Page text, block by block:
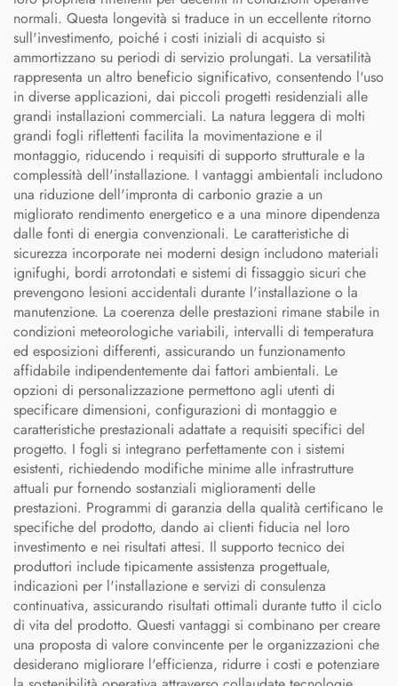
normali. Questa longevità si traduce in un eccellente ritorno
sull'investimento, poiché i costi iniziali di acquisto si
ammortizzano su periodi di servizio prolungati. La versatilità
rappresenta un altro beneficio significativo, consentendo l'uso
in diverse applicazioni, dai piccoli progetti residenziali alle
grandi installazioni commerciali. La natura leggera di molti
grandi fogli riflettenti facilita la movimentazione e il
montaggio, riducendo i requisiti di supporto strutturale e la
complessità dell'installazione. I vantaggi ambientali includono
una riduzione dell'impronta di carbonio grazie a un
migliorato rendimento energetico e a una minore dipendenza
dalle fonti di energia convenzionali. Le caratteristiche di
sicurezza incorporate nei moderni design includono materiali
ignifughi, bordi arrotondati e sistemi di fissaggio sicuri che
prevengono lesioni accidentali durante l'installazione o la
manutenzione. La coerenza delle prestazioni rimane stabile in
condizioni meteorologiche variabili, intervalli di temperatura
ed esposizioni differenti, assicurando un funzionamento
affidabile indipendentemente dai fattori ambientali. Le
opzioni di personalizzazione permettono agli utenti di
specificare dimensioni, configurazioni di montaggio e
caratteristiche prestazionali adattate a requisiti specifici del
progetto. I fogli si integrano perfettamente con i sistemi
esistenti, richiedendo modifiche minime alle infrastrutture
attuali pur fornendo sostanziali miglioramenti delle
prestazioni. Programmi di garanzia della qualità certificano le
specifiche del prodotto, dando ai clienti fiducia nel loro
investimento e nei risultati attesi. Il supporto tecnico dei
produttori include tipicamente assistenza progettuale,
indicazioni per l'installazione e servizi di consulenza
continuativa, assicurando risultati ottimali durante tutto il ciclo
di vita del prodotto. Questi vantaggi si combinano per creare
una proposta di valore convincente per le organizzazioni che
desiderano migliorare l'efficienza, ridurre i costi e potenziare